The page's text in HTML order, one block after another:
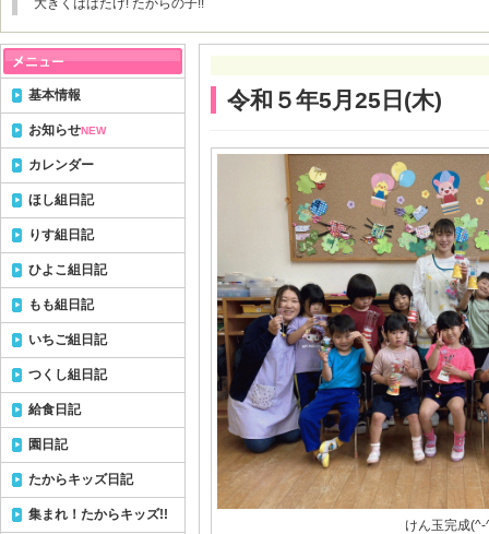
大きくはばたけ! たからの子!!
令和５年5月25日(木)
けん玉完成(^-
基本情報
お知らせNEW
カレンダー
ほし組日記
りす組日記
ひよこ組日記
もも組日記
いちご組日記
つくし組日記
給食日記
園日記
たからキッズ日記
集まれ！たからキッズ!!